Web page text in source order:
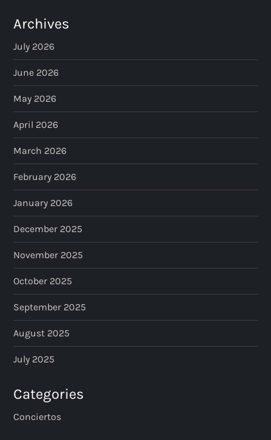
Archives
July 2026
June 2026
May 2026
April 2026
March 2026
February 2026
January 2026
December 2025
November 2025
October 2025
September 2025
August 2025
July 2025
Categories
Conciertos